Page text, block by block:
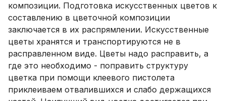
композиции. Подготовка искусственных цветов к
составлению в цветочной композиции
заключается в их распрямлении. Искусственные
цветы хранятся и транспортируются не в
расправленном виде. Цветы надо расправить, а
где это необходимо - поправить структуру
цветка при помощи клеевого пистолета
приклеиваем отвалившихся и слабо держащихся